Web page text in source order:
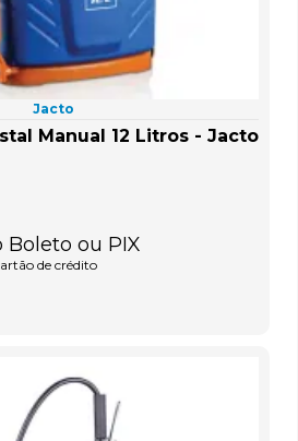
Jacto
Manual 12 Litros - Jacto
Boleto ou PIX
de crédito